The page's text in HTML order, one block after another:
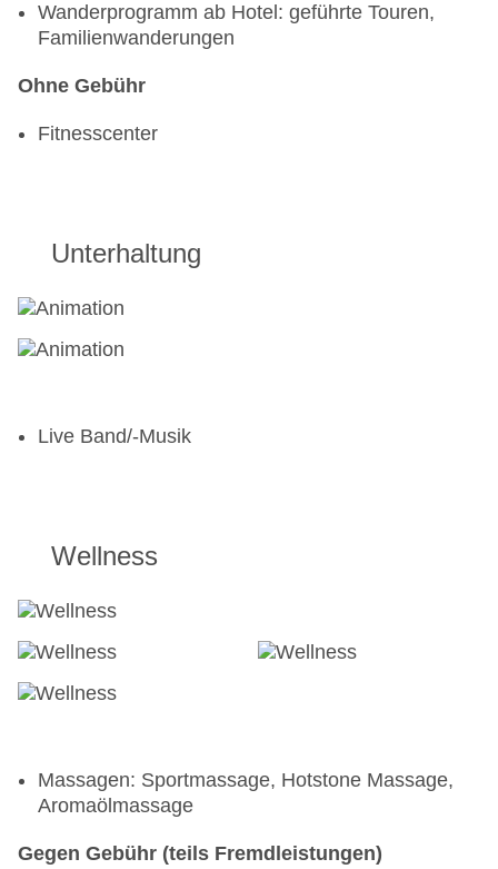
Wanderprogramm ab Hotel: geführte Touren,
Familienwanderungen
Ohne Gebühr
Fitnesscenter
Unterhaltung
Live Band/-Musik
Wellness
Massagen: Sportmassage, Hotstone Massage,
Aromaölmassage
Gegen Gebühr (teils Fremdleistungen)